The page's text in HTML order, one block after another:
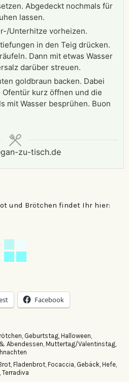
Abgedeckt nochmals für
lassen.
Unterhitze vorheizen.
in den Teig drücken.
Dann mit etwas Wasser
darüber streuen.
goldbraun backen. Dabei
Ofentür kurz öffnen und die
mit Wasser besprühen. Buon
zu-tisch.de
und Brötchen findet Ihr hier:
Facebook
Geburtstag, Halloween
Abendessen Muttertag/Valentinstag
Fladenbrot Focaccia Gebäck Hefe
Terradiva